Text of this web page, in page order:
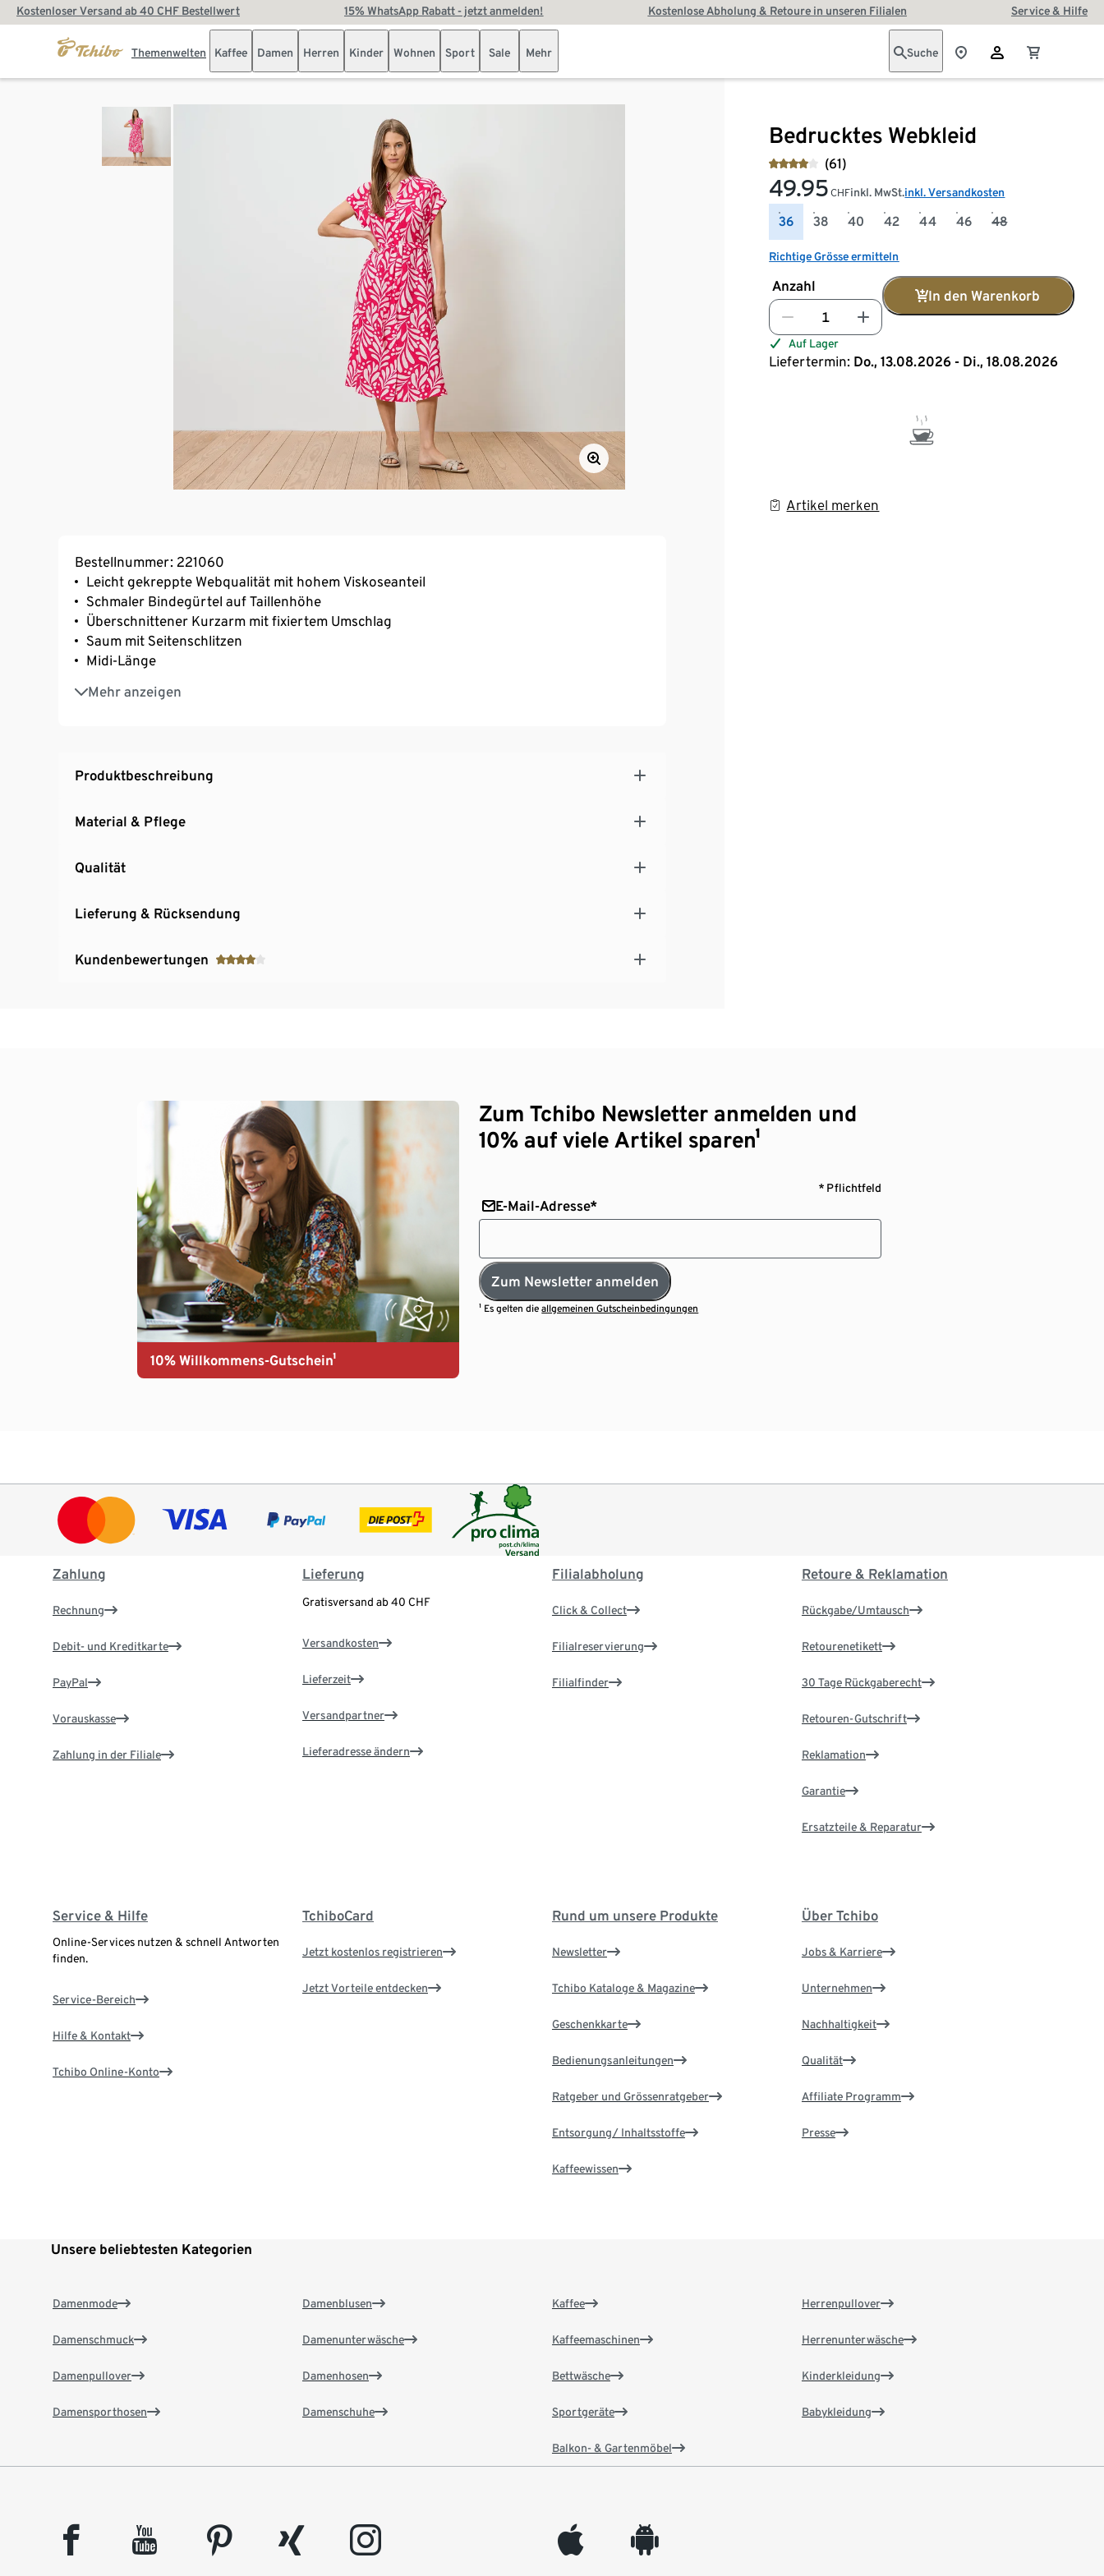
Kostenloser Versand ab 40 CHF Bestellwert 15% WhatsApp Rabatt - jetzt anmelden! Kostenlose Abholung & Retoure in unseren Filialen Service & Hilfe
Themenwelten Kaffee Damen Herren Kinder Wohnen Sport Sale Mehr Suche
Bedrucktes Webkleid
(61)
49.95 CHFinkl. MwSt.inkl. Versandkosten
36 38 40 42 44 46 48
Richtige Grösse ermitteln
Anzahl
In den Warenkorb
Auf Lager
Liefertermin: Do., 13.08.2026 - Di., 18.08.2026
Artikel merken
Bestellnummer: 221060
Leicht gekreppte Webqualität mit hohem Viskoseanteil
Schmaler Bindegürtel auf Taillenhöhe
Überschnittener Kurzarm mit fixiertem Umschlag
Saum mit Seitenschlitzen
Midi-Länge
Mehr anzeigen
Tunika-Ausschnitt
Vorderseite mit Knopfleiste
Produktbeschreibung
Material & Pflege
Qualität
Lieferung & Rücksendung
Kundenbewertungen
10% Willkommens-Gutschein¹
Zum Tchibo Newsletter anmelden und
10% auf viele Artikel sparen¹
* Pflichtfeld
E-Mail-Adresse*
Zum Newsletter anmelden
¹ Es gelten dieallgemeinen Gutscheinbedingungen
Zahlung
Rechnung
Debit- und Kreditkarte
PayPal
Vorauskasse
Zahlung in der Filiale
Lieferung
Gratisversand ab 40 CHF
Versandkosten
Lieferzeit
Versandpartner
Lieferadresse ändern
Filialabholung
Click & Collect
Filialreservierung
Filialfinder
Retoure & Reklamation
Rückgabe/Umtausch
Retourenetikett
30 Tage Rückgaberecht
Retouren-Gutschrift
Reklamation
Garantie
Ersatzteile & Reparatur
Service & Hilfe
Online-Services nutzen & schnell Antworten
finden.
Service-Bereich
Hilfe & Kontakt
Tchibo Online-Konto
TchiboCard
Jetzt kostenlos registrieren
Jetzt Vorteile entdecken
Rund um unsere Produkte
Newsletter
Tchibo Kataloge & Magazine
Geschenkkarte
Bedienungsanleitungen
Ratgeber und Grössenratgeber
Entsorgung/ Inhaltsstoffe
Kaffeewissen
Über Tchibo
Jobs & Karriere
Unternehmen
Nachhaltigkeit
Qualität
Affiliate Programm
Presse
Unsere beliebtesten Kategorien
Damenmode
Damenschmuck
Damenpullover
Damensporthosen
Damenblusen
Damenunterwäsche
Damenhosen
Damenschuhe
Kaffee
Kaffeemaschinen
Bettwäsche
Sportgeräte
Balkon- & Gartenmöbel
Herrenpullover
Herrenunterwäsche
Kinderkleidung
Babykleidung
facebook youtube pinterest xing instagram appleinc android